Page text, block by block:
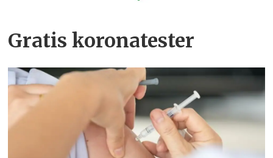
Gratis koronatester